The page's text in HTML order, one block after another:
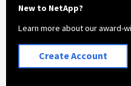
New to NetApp?
Learn more about our award-
Create Account